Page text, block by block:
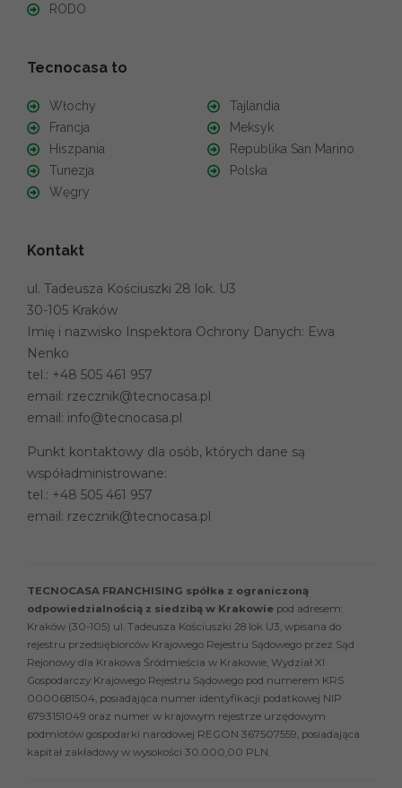
RODO
Tecnocasa to
Włochy
Francja
Hiszpania
Tunezja
Węgry
Tajlandia
Meksyk
Republika San Marino
Polska
Kontakt
ul. Tadeusza Kościuszki 28 lok. U3
30-105 Kraków
Imię i nazwisko Inspektora Ochrony Danych: Ewa
Nenko
tel.: +48 505 461 957
email: rzecznik@tecnocasa.pl
email: info@tecnocasa.pl
Punkt kontaktowy dla osób, których dane są
współadministrowane:
tel.: +48 505 461 957
email: rzecznik@tecnocasa.pl
TECNOCASA FRANCHISING spółka z ograniczoną
odpowiedzialnością z siedzibą w Krakowie pod adresem:
Kraków (30-105) ul. Tadeusza Kościuszki 28 lok U3, wpisana do
rejestru przedsiębiorców Krajowego Rejestru Sądowego przez Sąd
Rejonowy dla Krakowa Śródmieścia w Krakowie, Wydział XI
Gospodarczy Krajowego Rejestru Sądowego pod numerem KRS
0000681504, posiadająca numer identyfikacji podatkowej NIP
6793151049 oraz numer w krajowym rejestrze urzędowym
podmiotów gospodarki narodowej REGON 367507559, posiadająca
kapitał zakładowy w wysokości 30.000,00 PLN.